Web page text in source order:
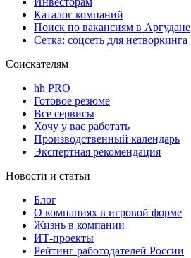
Каталог компаний
Поиск по вакансиям в Аргудане
Сетка: соцсеть для нетворкинга
Соискателям
hh PRO
Готовое резюме
Все сервисы
Хочу у вас работать
Производственный календарь
Экспертная рекомендация
Новости и статьи
Блог
О компаниях в игровой форме
Жизнь в компании
ИТ-проекты
Рейтинг работодателей России